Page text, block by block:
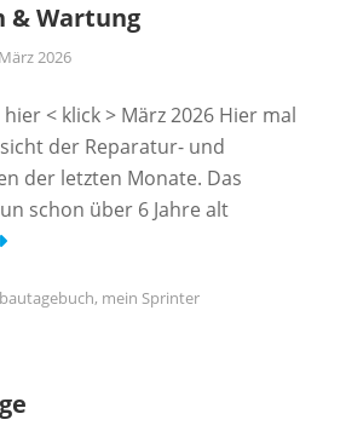
& Wartung
2026
< klick > März 2026 Hier mal
der Reparatur- und
der letzten Monate. Das
schon über 6 Jahre alt
, mein Sprinter